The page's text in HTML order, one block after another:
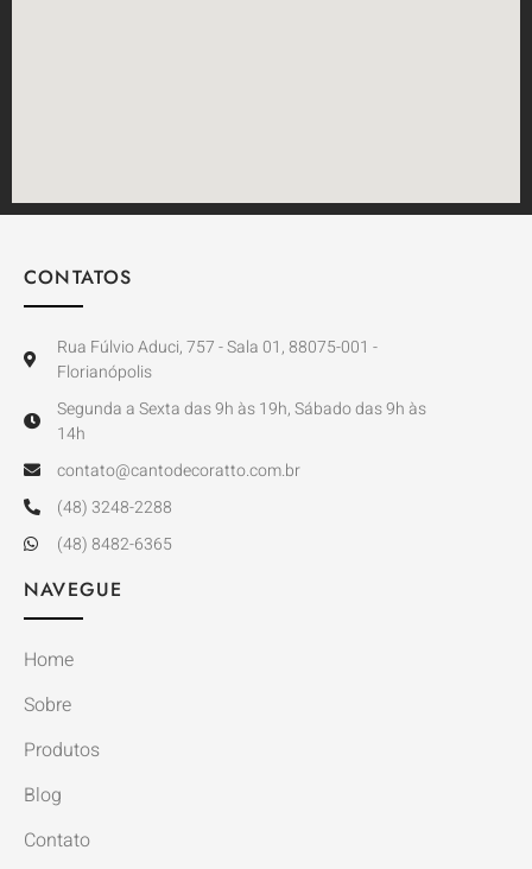
CONTATOS
Rua Fúlvio Aduci, 757 - Sala 01, 88075-001 -
Florianópolis
Segunda a Sexta das 9h às 19h, Sábado das 9h às
14h
contato@cantodecoratto.com.br
(48) 3248-2288
(48) 8482-6365
NAVEGUE
Home
Sobre
Produtos
Blog
Contato